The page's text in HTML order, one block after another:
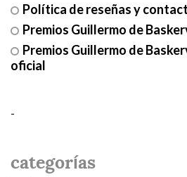
Política de reseñas y
Premios Guillermo de
Premios Guillermo de
oficial
-
categorías